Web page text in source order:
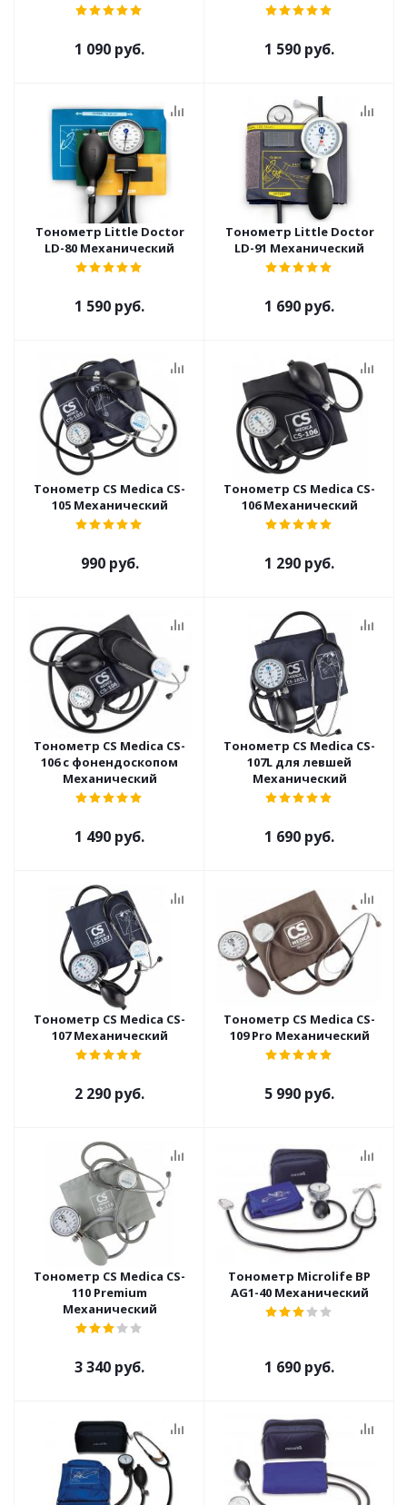
1 090 руб. 1 590 руб.
Тонометр Little Doctor
LD-80 Механический
1 590 руб.
Тонометр Little Doctor
LD-91 Механический
1 690 руб.
Тонометр CS Medica CS-
105 Механический
990 руб.
Тонометр CS Medica CS-
106 Механический
1 290 руб.
Тонометр CS Medica CS-
106 с фонендоскопом
Механический
1 490 руб.
Тонометр CS Medica CS-
107L для левшей
Механический
1 690 руб.
Тонометр CS Medica CS-
107 Механический
2 290 руб.
Тонометр CS Medica CS-
109 Pro Механический
5 990 руб.
Тонометр CS Medica CS-
110 Premium
Механический
3 340 руб.
Тонометр Microlife BP
AG1-40 Механический
1 690 руб.